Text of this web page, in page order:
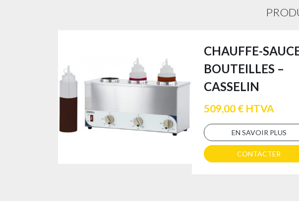
CHAUFFE-
BOUTEILLES –
CASSELIN
509,00 € HTVA
EN SAVOIR PLUS
CONTACTER